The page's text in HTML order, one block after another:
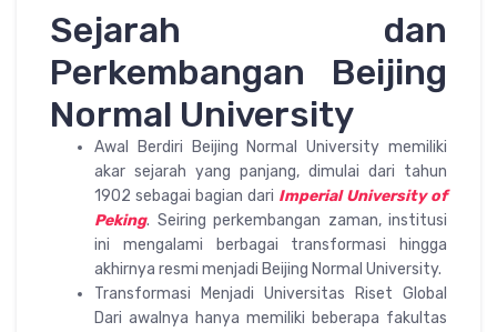
Sejarah dan
Perkembangan Beijing
Normal University
Awal Berdiri Beijing Normal University memiliki
akar sejarah yang panjang, dimulai dari tahun
1902 sebagai bagian dari Imperial University of
Peking. Seiring perkembangan zaman, institusi
ini mengalami berbagai transformasi hingga
akhirnya resmi menjadi Beijing Normal University.
Transformasi Menjadi Universitas Riset Global
Dari awalnya hanya memiliki beberapa fakultas